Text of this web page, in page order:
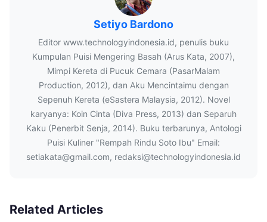
Setiyo Bardono
Editor www.technologyindonesia.id, penulis buku
Kumpulan Puisi Mengering Basah (Arus Kata, 2007),
Mimpi Kereta di Pucuk Cemara (PasarMalam
Production, 2012), dan Aku Mencintaimu dengan
Sepenuh Kereta (eSastera Malaysia, 2012). Novel
karyanya: Koin Cinta (Diva Press, 2013) dan Separuh
Kaku (Penerbit Senja, 2014). Buku terbarunya, Antologi
Puisi Kuliner "Rempah Rindu Soto Ibu" Email:
setiakata@gmail.com, redaksi@technologyindonesia.id
Related Articles